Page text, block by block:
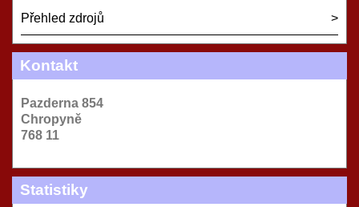
Přehled zdrojů
Kontakt
Pazderna 854
Chropyně
768 11
Statistiky